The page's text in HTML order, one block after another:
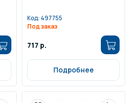
Код: 497755
Под заказ
717 р.
Подробнее